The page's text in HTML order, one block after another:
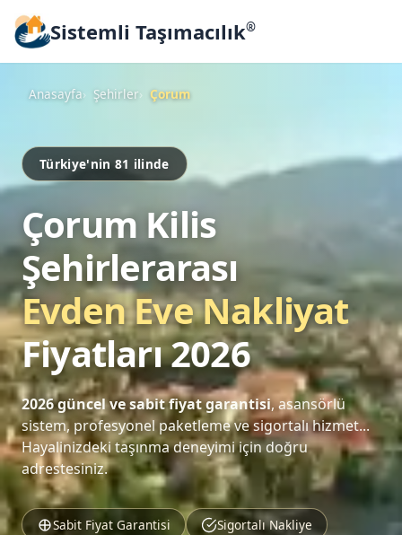
Sistemli Taşımacılık®
Anasayfa Şehirler Çorum
Türkiye'nin 81 ilinde
Çorum Kilis
Şehirlerarası
Evden Eve Nakliyat
Fiyatları 2026
2026 güncel ve sabit fiyat garantisi, asansörlü
sistem, profesyonel paketleme ve sigortalı hizmet...
Hayalinizdeki taşınma deneyimi için doğru
adrestesiniz.
Sabit Fiyat Garantisi
Sigortalı Nakliye